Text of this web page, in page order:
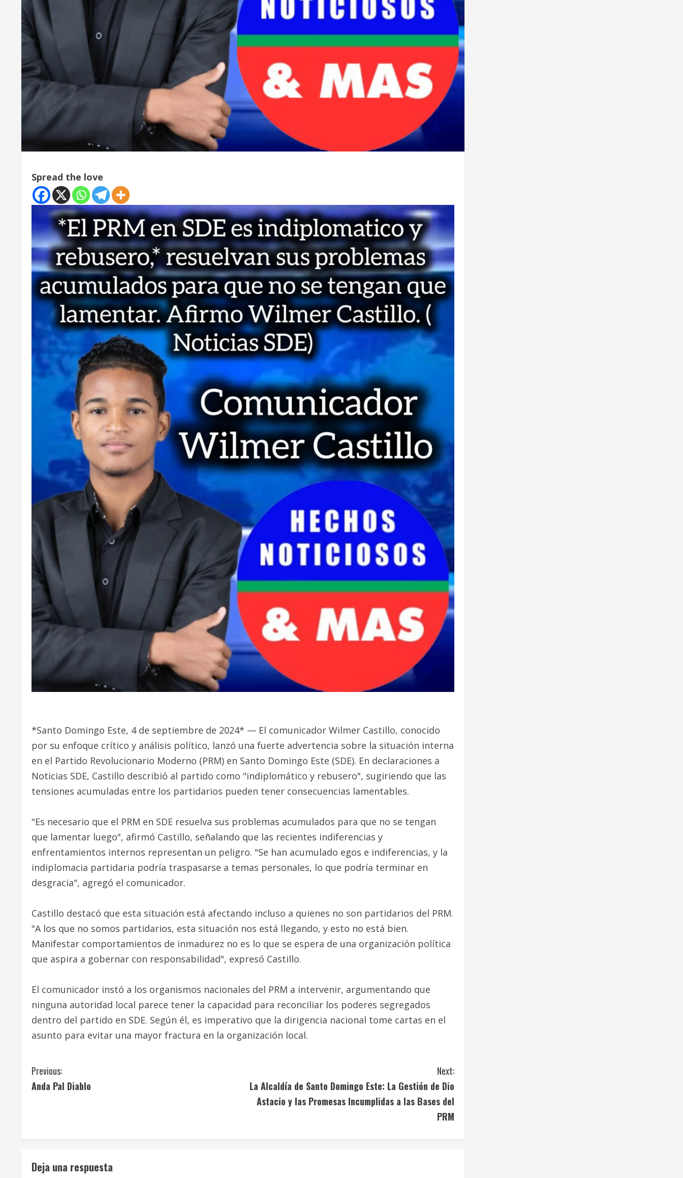
Spread the love
*Santo Domingo Este, 4 de septiembre de 2024* — El comunicador Wilmer Castillo, conocido
por su enfoque crítico y análisis político, lanzó una fuerte advertencia sobre la situación interna
en el Partido Revolucionario Moderno (PRM) en Santo Domingo Este (SDE). En declaraciones a
Noticias SDE, Castillo describió al partido como "indiplomático y rebusero", sugiriendo que las
tensiones acumuladas entre los partidarios pueden tener consecuencias lamentables.
"Es necesario que el PRM en SDE resuelva sus problemas acumulados para que no se tengan
que lamentar luego", afirmó Castillo, señalando que las recientes indiferencias y
enfrentamientos internos representan un peligro. "Se han acumulado egos e indiferencias, y la
indiplomacia partidaria podría traspasarse a temas personales, lo que podría terminar en
desgracia", agregó el comunicador.
Castillo destacó que esta situación está afectando incluso a quienes no son partidarios del PRM.
"A los que no somos partidarios, esta situación nos está llegando, y esto no está bien.
Manifestar comportamientos de inmadurez no es lo que se espera de una organización política
que aspira a gobernar con responsabilidad", expresó Castillo.
El comunicador instó a los organismos nacionales del PRM a intervenir, argumentando que
ninguna autoridad local parece tener la capacidad para reconciliar los poderes segregados
dentro del partido en SDE. Según él, es imperativo que la dirigencia nacional tome cartas en el
asunto para evitar una mayor fractura en la organización local.
C
o
t
i
Previous:
Anda Pal Diablo
Next:
La Alcaldía de Santo Domingo Este: La Gestión de Dio
Astacio y las Promesas Incumplidas a las Bases del
PRM
Deja una respuesta